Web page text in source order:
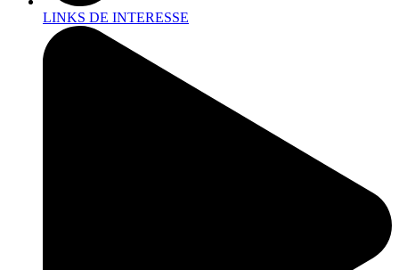
LINKS DE INTERESSE